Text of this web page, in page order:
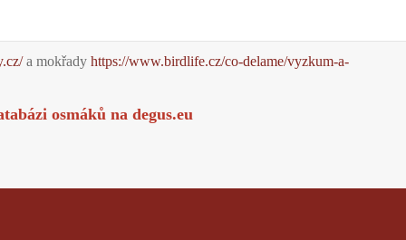
a mokřady https://www.birdlife.cz/co-delame/vyzkum-a-
osmáků na degus.eu